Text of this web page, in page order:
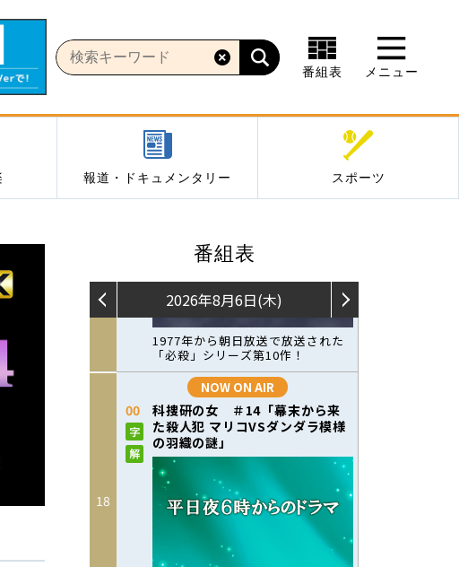
番組表 メニュー
報道・ドキュメンタリー スポーツ
番組表